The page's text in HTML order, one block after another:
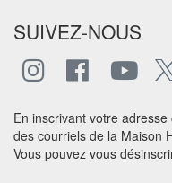
SUIVEZ-NOUS
En inscrivant votre
des courriels de la Maison
Vous pouvez vous